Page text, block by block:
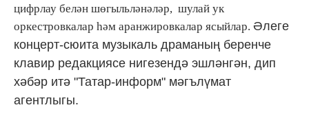
цифрлау белән шөгыльләнәләр, шулай ук
оркестровкалар һәм аранжировкалар ясыйлар. Әлеге
концерт-сюита музыкаль драманың беренче
клавир редакциясе нигезендә эшләнгән, дип
хәбәр итә "Татар-информ" мәгълүмат
агентлыгы.